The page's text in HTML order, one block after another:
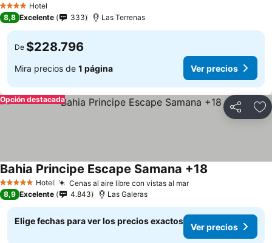
4 EstrellasHotel
Ver precios
8,8 Excelente 333 Las Terrenas
De $228.796
Mira precios de 1 página Ver precios
Compartir
Opción destacada
5 Estrellas Hotel Cenas al aire libre con vistas al marVer precios
Bahia Principe Escape Samana +18
8,9 Excelente 4.843 Las Galeras
Elige fechas para ver los precios exactos
Ver precios